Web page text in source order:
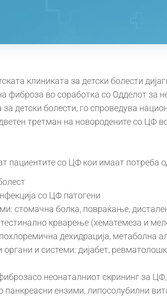
клиниката за детски болести
во соработка со Одделот за
детски болести, го спроведува
третман на новородените со ЦФ
пациентите со ЦФ кои имаат потреба
со ЦФ патогени
стомачна болка, повраќање,
крварење (хематемеза и
дехидрација, метаболна
органи и системи: дијабет,
неонаталниот скрининг за
панкреасни ензими, липосолубилни